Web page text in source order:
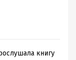
книгу